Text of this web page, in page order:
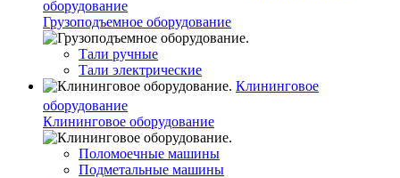
оборудование
Грузоподъемное оборудование
Тали ручные
Тали электрические
Клининговое
оборудование
Клининговое оборудование
Поломоечные машины
Подметальные машины